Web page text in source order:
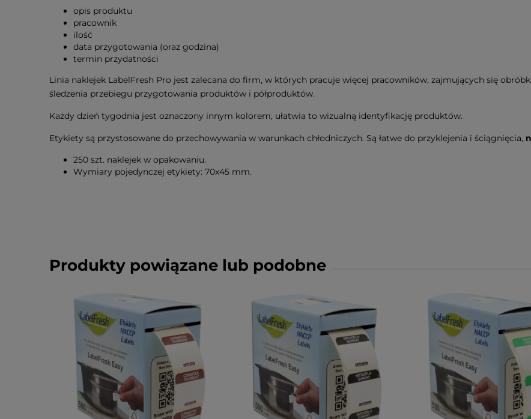
opis produktu
pracownik
ilość
data przygotowania (oraz godzina)
termin przydatności
Linia naklejek LabelFresh Pro jest zalecana do firm, w których pracuje więcej pracowników, zajmujących się
śledzenia przebiegu przygotowania produktów i półproduktów.
Każdy dzień tygodnia jest oznaczony innym kolorem, ułatwia to wizualną identyfikację produktów.
Etykiety są przystosowane do przechowywania w warunkach chłodniczych. Są łatwe do przyklejenia i ściągnięcia,
250 szt. naklejek w opakowaniu.
Wymiary pojedynczej etykiety: 70x45 mm.
Produkty powiązane lub podobne